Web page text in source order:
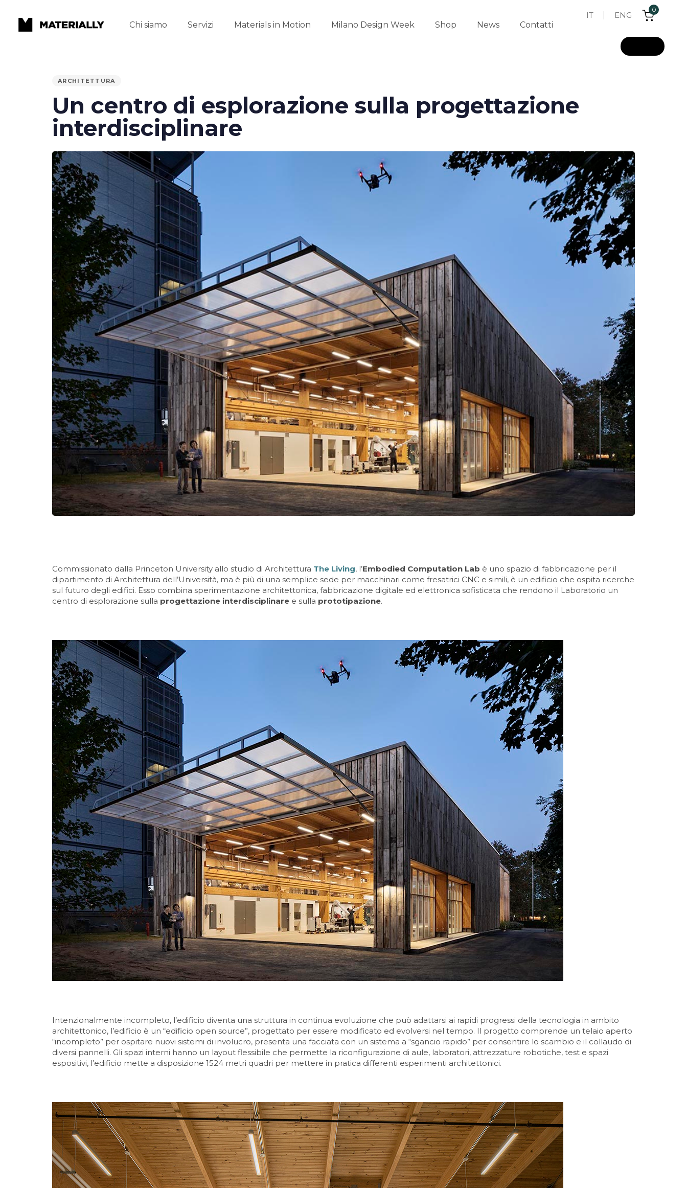
Chi siamo Servizi Materials in Motion Milano Design Week Shop News Contatti
IT ENG
0
PUBLISHED
ARCHITETTURA
Un centro di esplorazione sulla progettazione
interdisciplinare
Commissionato dalla Princeton University allo studio di Architettura The Living, l’Embodied Computation Lab è uno spazio di fabbricazione per il
dipartimento di Architettura dell’Università, ma è più di una semplice sede per macchinari come fresatrici CNC e simili, è un edificio che ospita ricerche
sul futuro degli edifici. Esso combina sperimentazione architettonica, fabbricazione digitale ed elettronica sofisticata che rendono il Laboratorio un
centro di esplorazione sulla progettazione interdisciplinare e sulla prototipazione.
Intenzionalmente incompleto, l’edificio diventa una struttura in continua evoluzione che può adattarsi ai rapidi progressi della tecnologia in ambito
architettonico, l’edificio è un “edificio open source”, progettato per essere modificato ed evolversi nel tempo. Il progetto comprende un telaio aperto
“incompleto” per ospitare nuovi sistemi di involucro, presenta una facciata con un sistema a “sgancio rapido” per consentire lo scambio e il collaudo di
diversi pannelli. Gli spazi interni hanno un layout flessibile che permette la riconfigurazione di aule, laboratori, attrezzature robotiche, test e spazi
espositivi, l’edificio mette a disposizione 1524 metri quadri per mettere in pratica differenti esperimenti architettonici.